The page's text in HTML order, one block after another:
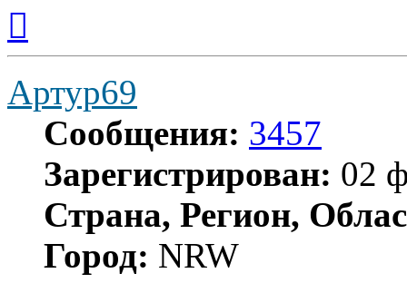
началу
Артур69
Сообщения: 3457
Зарегистрирован: 02
Страна, Регион,
Город: NRW